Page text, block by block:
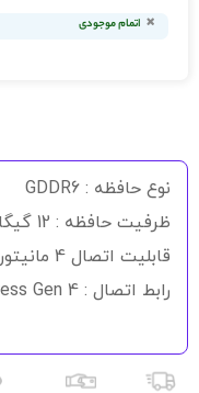
اتمام موجودی
نوع حافظه : GDDR6
ظرفیت حافظه : 12 گیگابایت
قابلیت اتصال 4 مانیتور
رابط اتصال : PCI Express Gen 4